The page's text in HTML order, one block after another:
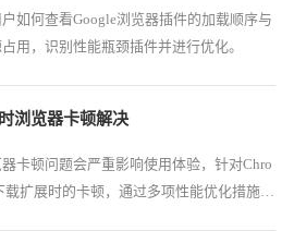
如何查看Google浏览器插件的加载顺序与
用，识别性能瓶颈插件并进行优化。
浏览器卡顿解决
卡顿问题会严重影响使用体验，针对Chro
载扩展时的卡顿，通过多项性能优化措施实